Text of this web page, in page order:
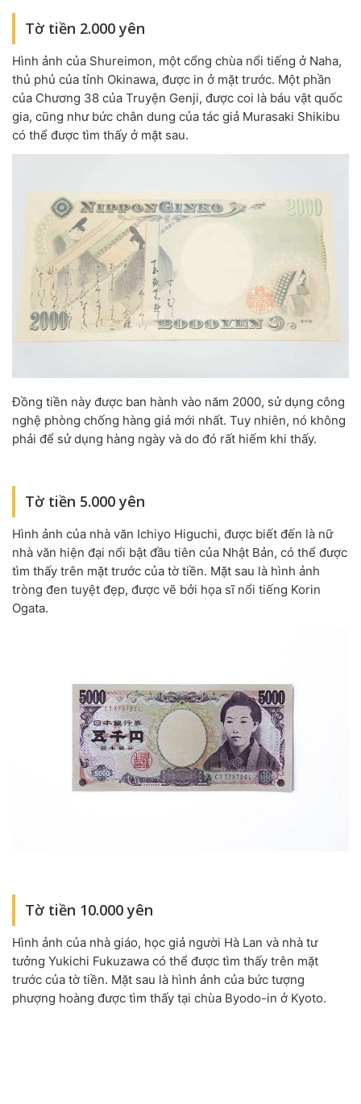
Tờ tiền 2.000 yên
Hình ảnh của Shureimon, một cổng chùa nổi tiếng ở Naha,
thủ phủ của tỉnh Okinawa, được in ở mặt trước. Một phần
của Chương 38 của Truyện Genji, được coi là báu vật quốc
gia, cũng như bức chân dung của tác giả Murasaki Shikibu
có thể được tìm thấy ở mặt sau.
Đồng tiền này được ban hành vào năm 2000, sử dụng công
nghệ phòng chống hàng giả mới nhất. Tuy nhiên, nó không
phải để sử dụng hàng ngày và do đó rất hiếm khi thấy.
Tờ tiền 5.000 yên
Hình ảnh của nhà văn Ichiyo Higuchi, được biết đến là nữ
nhà văn hiện đại nổi bật đầu tiên của Nhật Bản, có thể được
tìm thấy trên mặt trước của tờ tiền. Mặt sau là hình ảnh
tròng đen tuyệt đẹp, được vẽ bởi họa sĩ nổi tiếng Korin
Ogata.
Tờ tiền 10.000 yên
Hình ảnh của nhà giáo, học giả người Hà Lan và nhà tư
tưởng Yukichi Fukuzawa có thể được tìm thấy trên mặt
trước của tờ tiền. Mặt sau là hình ảnh của bức tượng
phượng hoàng được tìm thấy tại chùa Byodo-in ở Kyoto.